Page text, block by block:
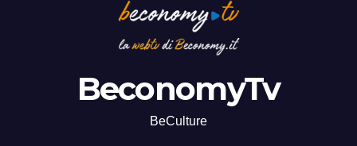
BeconomyTv
BeCulture